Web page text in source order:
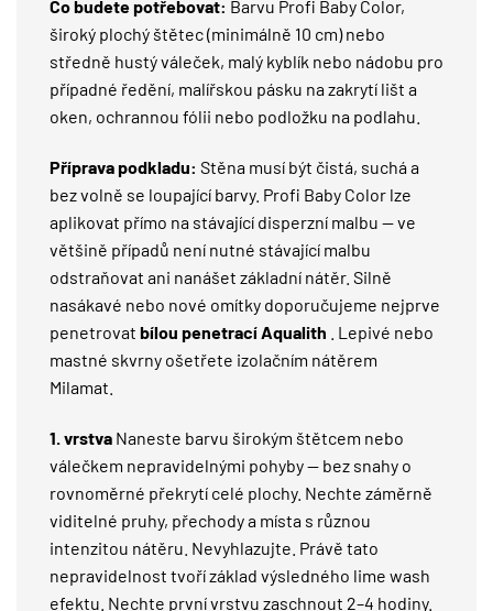
Co budete potřebovat: Barvu Profi Baby Color,
široký plochý štětec (minimálně 10 cm) nebo
středně hustý váleček, malý kyblík nebo nádobu pro
případné ředění, malířskou pásku na zakrytí lišt a
oken, ochrannou fólii nebo podložku na podlahu.
Příprava podkladu: Stěna musí být čistá, suchá a
bez volně se loupající barvy. Profi Baby Color lze
aplikovat přímo na stávající disperzní malbu — ve
většině případů není nutné stávající malbu
odstraňovat ani nanášet základní nátěr. Silně
nasákavé nebo nové omítky doporučujeme nejprve
penetrovat bílou penetrací Aqualith . Lepivé nebo
mastné skvrny ošetřete izolačním nátěrem
Milamat
1. vrstva Naneste barvu širokým štětcem nebo
válečkem nepravidelnými pohyby — bez snahy o
rovnoměrné překrytí celé plochy. Nechte záměrně
viditelné pruhy, přechody a místa s různou
intenzitou nátěru. Nevyhlazujte. Právě tato
nepravidelnost tvoří základ výsledného lime wash
efektu. Nechte první vrstvu zaschnout 2–4 hodiny.